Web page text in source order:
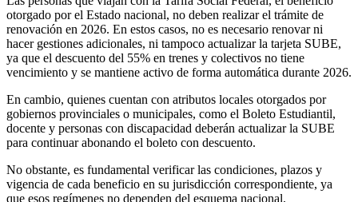
otorgado por el Estado nacional, no deben realizar el trámite de
renovación en 2026. En estos casos, no es necesario renovar ni
hacer gestiones adicionales, ni tampoco actualizar la tarjeta SUBE,
ya que el descuento del 55% en trenes y colectivos no tiene
vencimiento y se mantiene activo de forma automática durante 2026.
En cambio, quienes cuentan con atributos locales otorgados por
gobiernos provinciales o municipales, como el Boleto Estudiantil,
docente y personas con discapacidad deberán actualizar la SUBE
para continuar abonando el boleto con descuento.
No obstante, es fundamental verificar las condiciones, plazos y
vigencia de cada beneficio en su jurisdicción correspondiente, ya
que esos regímenes no dependen del esquema nacional.